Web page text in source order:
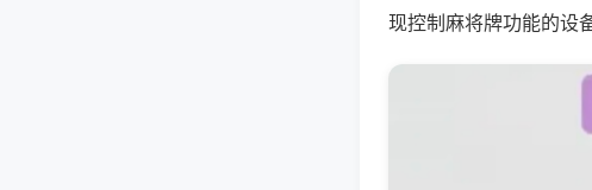
现控制麻将牌功能的设